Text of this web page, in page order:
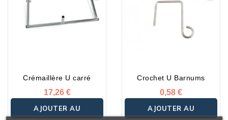
Crémaillère U carré
17,26 €
AJOUTER AU
Crochet U Barnums
0,58 €
AJOUTER AU